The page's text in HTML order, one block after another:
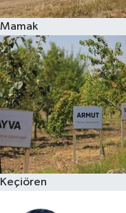
Mamak
Keçiören